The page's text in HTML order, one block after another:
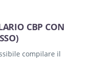
CBP CON
compilare il